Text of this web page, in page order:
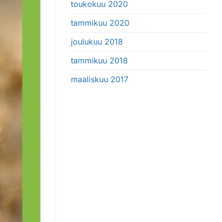
toukokuu 2020
tammikuu 2020
joulukuu 2018
tammikuu 2018
maaliskuu 2017